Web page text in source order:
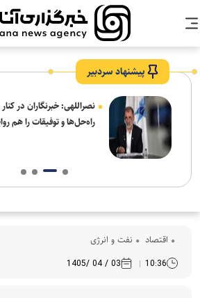
پیشنهاد سردبیر
نصراللهی: خبرنگاران در
راه‌حل‌ها و توفیقات را هم
اقتصاد نفت و انرژی
10:36
03 / 04 /1405